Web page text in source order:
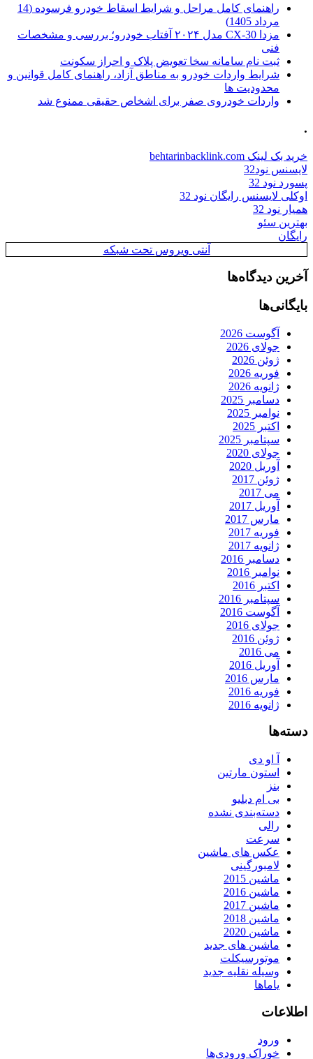
راهنمای کامل مراحل و شرایط اسقاط خودرو فرسوده (14
مرداد 1405)
مزدا CX-30 مدل ۲۰۲۴ آفتاب خودرو؛ بررسی و مشخصات
فنی
ثبت نام سامانه سخا تعویض پلاک و احراز سکونت
شرایط واردات خودرو به مناطق آزاد، راهنمای کامل قوانین و
محدودیت ها
واردات خودروی صفر برای اشخاص حقیقی ممنوع شد
.
خرید بک لینک behtarinbacklink.com
لایسنس نود32
پسورد نود 32
اوکلی لایسنس رایگان نود 32
همیار نود 32
بهترین سئو
رایگان
آنتی ویروس تحت شبکه
آخرین دیدگاه‌ها
بایگانی‌ها
آگوست 2026
جولای 2026
ژوئن 2026
فوریه 2026
ژانویه 2026
دسامبر 2025
نوامبر 2025
اکتبر 2025
سپتامبر 2025
جولای 2020
آوریل 2020
ژوئن 2017
می 2017
آوریل 2017
مارس 2017
فوریه 2017
ژانویه 2017
دسامبر 2016
نوامبر 2016
اکتبر 2016
سپتامبر 2016
آگوست 2016
جولای 2016
ژوئن 2016
می 2016
آوریل 2016
مارس 2016
فوریه 2016
ژانویه 2016
دسته‌ها
آ او دی
استون مارتین
بنز
بی ام دبلیو
دسته‌بندی نشده
رالی
سرعت
عکس های ماشین
لامبورگینی
ماشین 2015
ماشین 2016
ماشین 2017
ماشین 2018
ماشین 2020
ماشین های جدید
موتورسیکلت
وسیله نقلیه جدید
یاماها
اطلاعات
ورود
خوراک ورودی‌ها